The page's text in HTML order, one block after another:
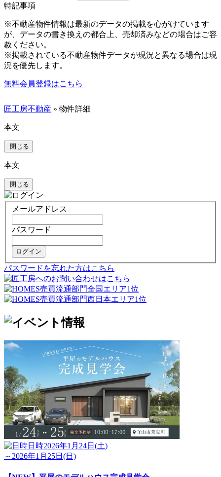
特記事項
※不動産物件情報は最新のデータの掲載を心がけています
が、データの書き換えの都合上、売却済みなどの場合はご容
赦ください。
※掲載されている不動産物件データが現況と異なる場合は現
況を優先します。
無料会員登録はこちら
匠工房不動産 » 物件詳細
本文
閉じる
本文
閉じる
メールアドレス
パスワード
ログイン
パスワードを忘れた方はこちら
日時2026年1月24日(土)
～2026年1月25日(日)